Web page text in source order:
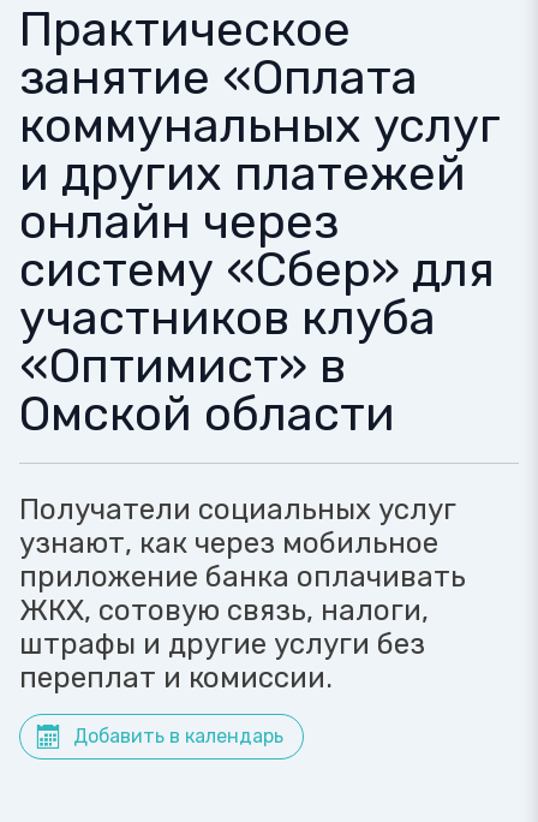
Практическое
занятие «Оплата
коммунальных услуг
и других платежей
онлайн через
систему «Сбер» для
участников клуба
«Оптимист» в
Омской области
Получатели социальных услуг
узнают, как через мобильное
приложение банка оплачивать
ЖКХ, сотовую связь, налоги,
штрафы и другие услуги без
переплат и комиссии.
Добавить в календарь